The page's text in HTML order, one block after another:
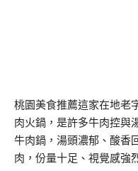
桃園美食推薦這家在地老
肉火鍋，是許多牛肉控與
牛肉鍋，湯頭濃郁、酸香
肉，份量十足、視覺感強